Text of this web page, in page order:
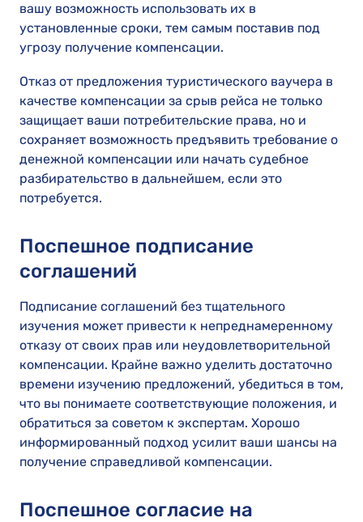
вашу возможность использовать их в
установленные сроки, тем самым поставив под
угрозу получение компенсации.
Отказ от предложения туристического ваучера в
качестве компенсации за срыв рейса не только
защищает ваши потребительские права, но и
сохраняет возможность предъявить требование о
денежной компенсации или начать судебное
разбирательство в дальнейшем, если это
потребуется.
Поспешное подписание
соглашений
Подписание соглашений без тщательного
изучения может привести к непреднамеренному
отказу от своих прав или неудовлетворительной
компенсации. Крайне важно уделить достаточно
времени изучению предложений, убедиться в том,
что вы понимаете соответствующие положения, и
обратиться за советом к экспертам. Хорошо
информированный подход усилит ваши шансы на
получение справедливой компенсации.
Поспешное согласие на